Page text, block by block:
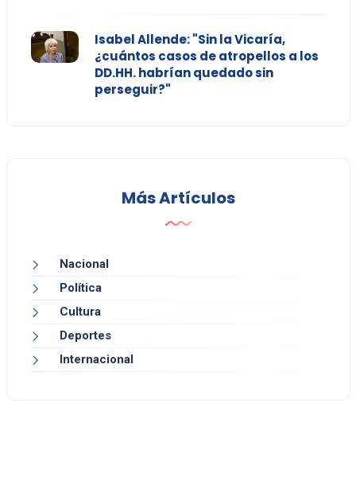
Isabel Allende: "Sin la Vicaría,
¿cuántos casos de atropellos a los
DD.HH. habrían quedado sin
perseguir?"
Más Artículos
Nacional
Política
Cultura
Deportes
Internacional